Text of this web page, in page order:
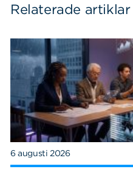
Relaterade artiklar
6 augusti 2026
efter: